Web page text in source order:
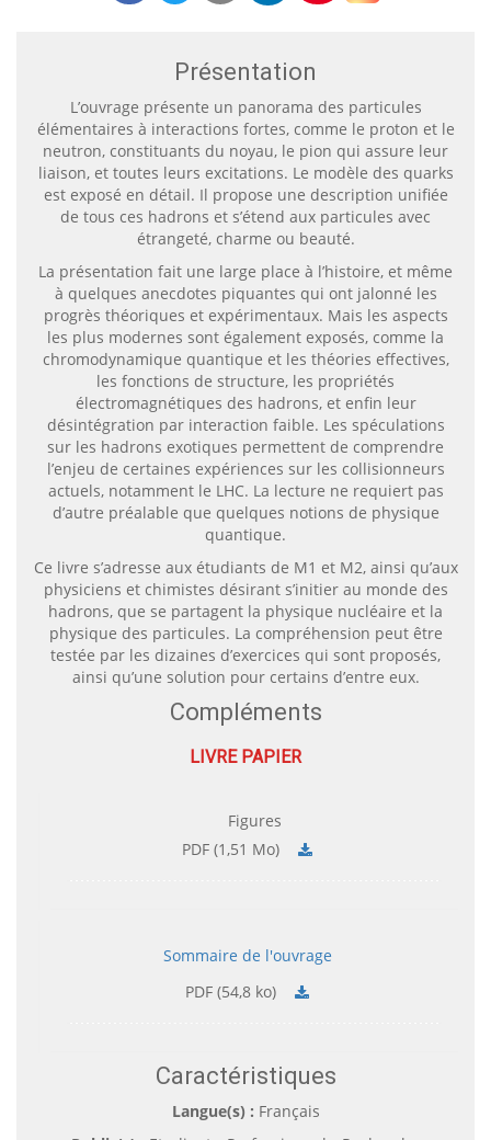
Présentation
L’ouvrage présente un panorama des particules
élémentaires à interactions fortes, comme le proton et le
neutron, constituants du noyau, le pion qui assure leur
liaison, et toutes leurs excitations. Le modèle des quarks
est exposé en détail. Il propose une description unifiée
de tous ces hadrons et s’étend aux particules avec
étrangeté, charme ou beauté.
La présentation fait une large place à l’histoire, et même
à quelques anecdotes piquantes qui ont jalonné les
progrès théoriques et expérimentaux. Mais les aspects
les plus modernes sont également exposés, comme la
chromodynamique quantique et les théories effectives,
les fonctions de structure, les propriétés
électromagnétiques des hadrons, et enfin leur
désintégration par interaction faible. Les spéculations
sur les hadrons exotiques permettent de comprendre
l’enjeu de certaines expériences sur les collisionneurs
actuels, notamment le LHC. La lecture ne requiert pas
d’autre préalable que quelques notions de physique
quantique.
Ce livre s’adresse aux étudiants de M1 et M2, ainsi qu’aux
physiciens et chimistes désirant s’initier au monde des
hadrons, que se partagent la physique nucléaire et la
physique des particules. La compréhension peut être
testée par les dizaines d’exercices qui sont proposés,
ainsi qu’une solution pour certains d’entre eux.
Compléments
LIVRE PAPIER
Figures
PDF (1,51 Mo)
Sommaire de l'ouvrage
PDF (54,8 ko)
Caractéristiques
Langue(s) : Français